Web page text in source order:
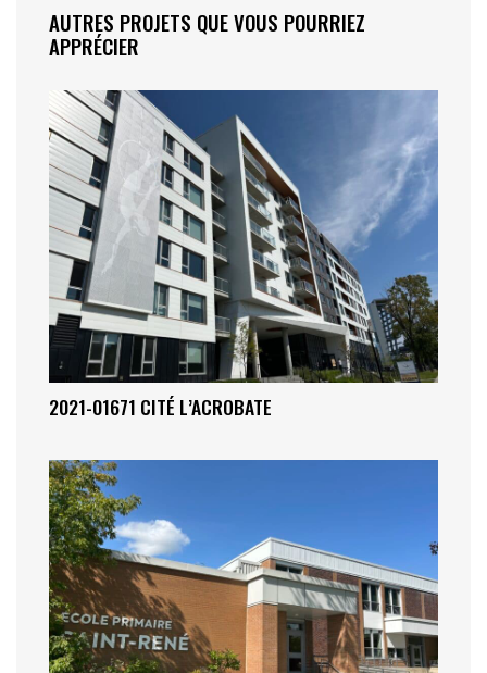
AUTRES PROJETS QUE VOUS POURRIEZ
APPRÉCIER
2021-01671 CITÉ L’ACROBATE